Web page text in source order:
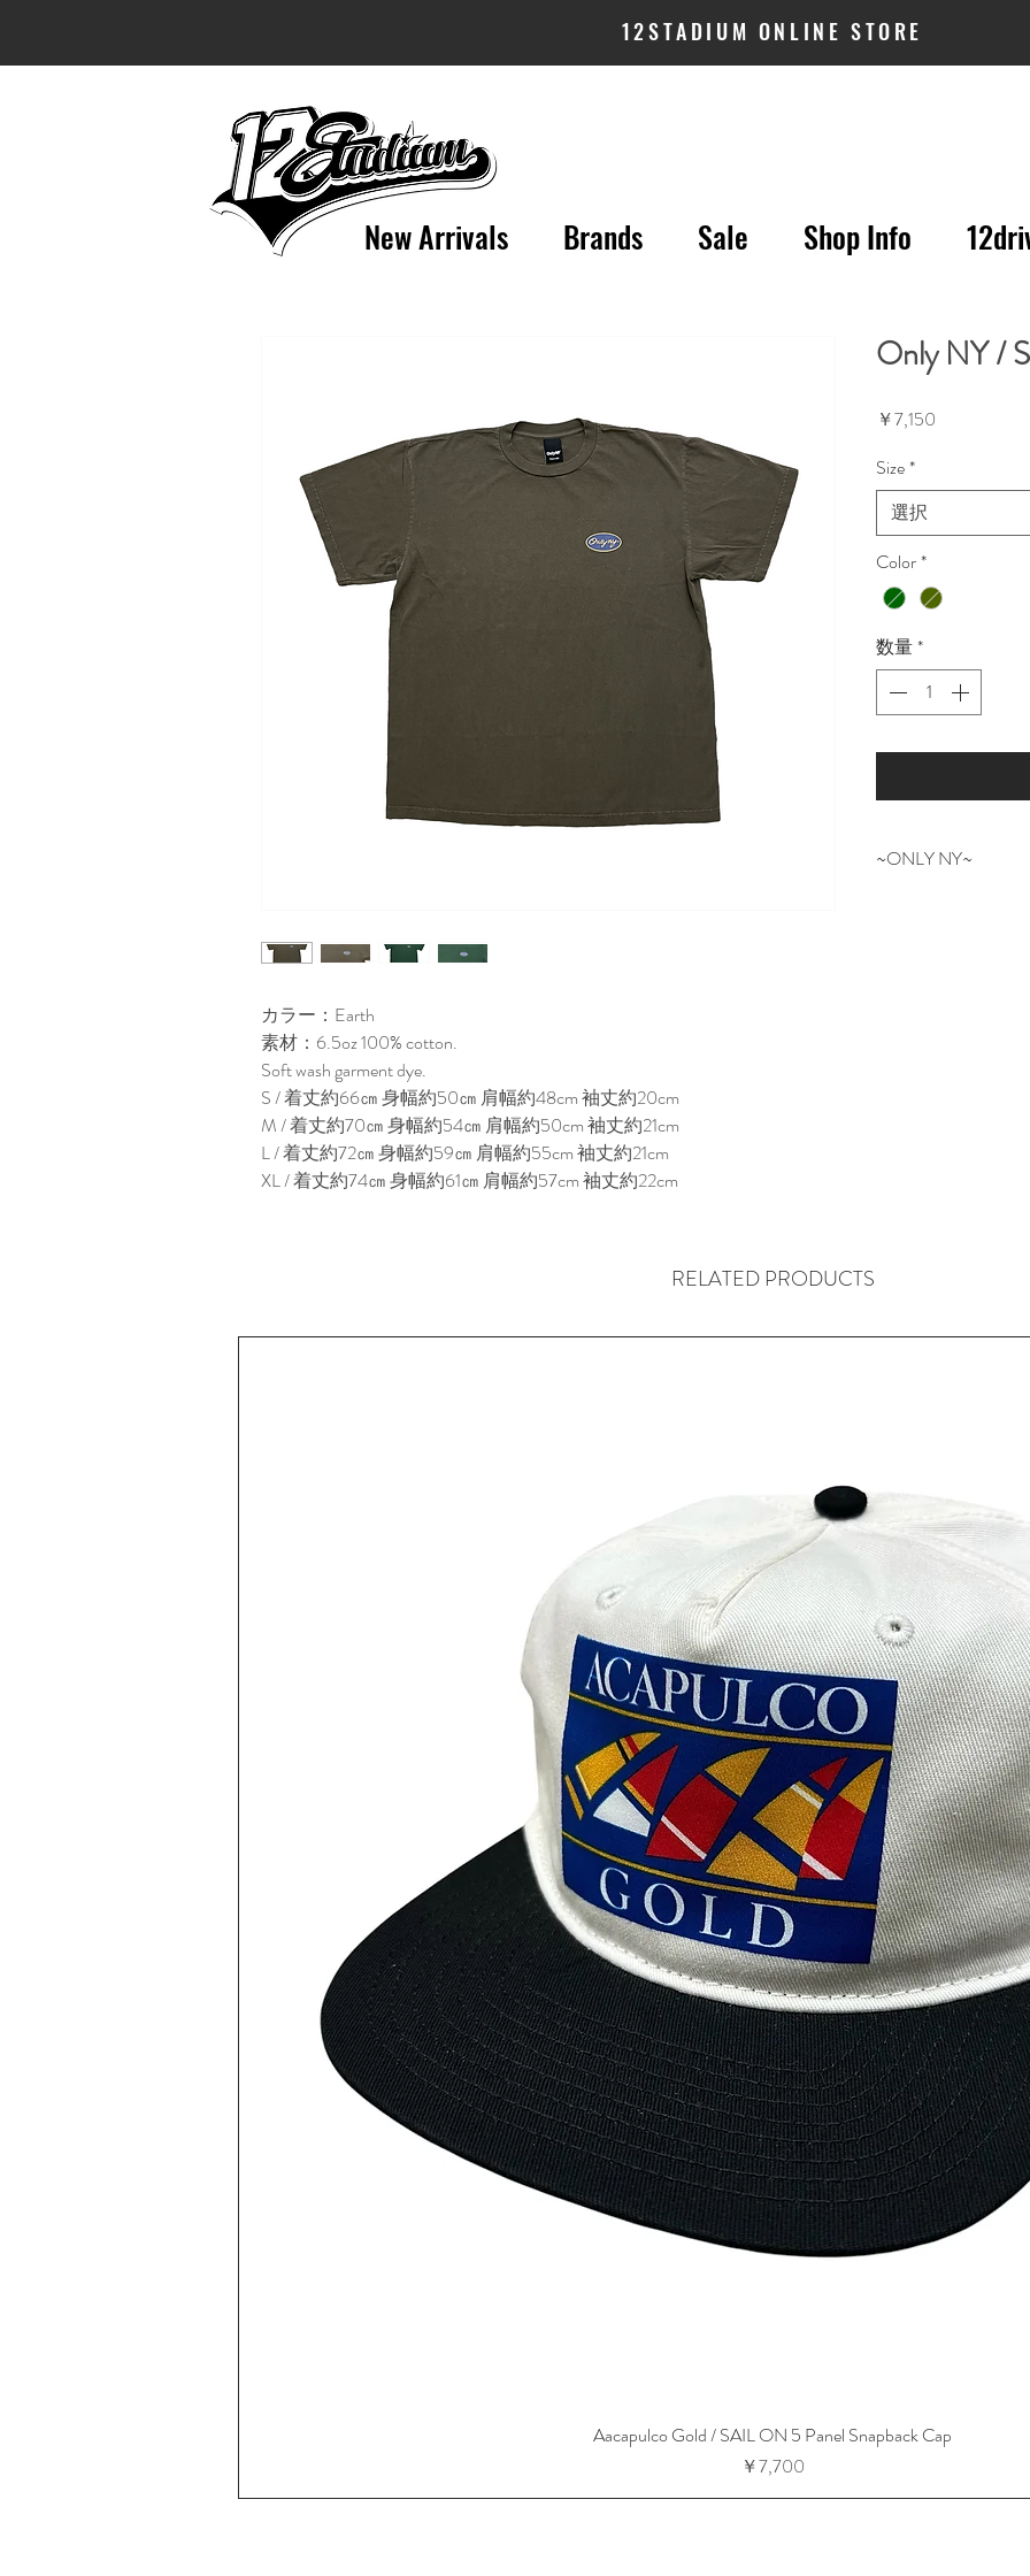
12STADIUM ONLINE STORE
New Arrivals Brands Sale Shop Info
カラー：Earth
素材：6.5oz 100% cotton.
Soft wash garment dye.
S / 着丈約66㎝ 身幅約50㎝ 肩幅約48cm 袖丈約20cm
M / 着丈約70㎝ 身幅約54㎝ 肩幅約50cm 袖丈約21cm
L / 着丈約72㎝ 身幅約59㎝ 肩幅約55cm 袖丈約21cm
XL / 着丈約74㎝ 身幅約61㎝ 肩幅約57cm 袖丈約22cm
Only NY /
￥7,150
Size*
選択
Color*
数量*
~ONLY NY~
RELATED PRODUCTS
Aacapulco Gold / SAIL ON 5 Panel Snapback Cap
価格
￥7,700